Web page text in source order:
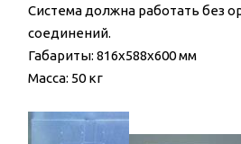
Система должна работать без
соединений.
Габариты: 816x588x600 мм
Масса: 50 кг